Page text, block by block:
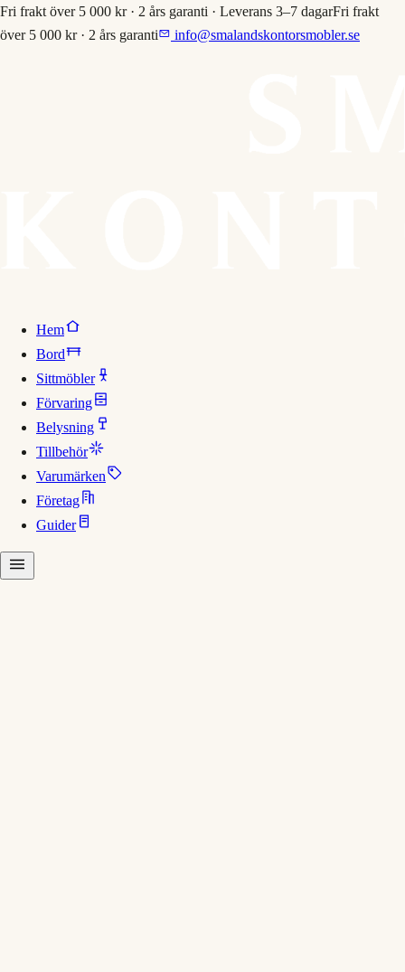
Fri frakt över 5 000 kr · 2 års garanti · Leverans 3–7 dagarFri frakt
över 5 000 kr · 2 års garanti
info@smalandskontorsmobler.se
Hem
Bord
Sittmöbler
Förvaring
Belysning
Tillbehör
Varumärken
Företag
Guider